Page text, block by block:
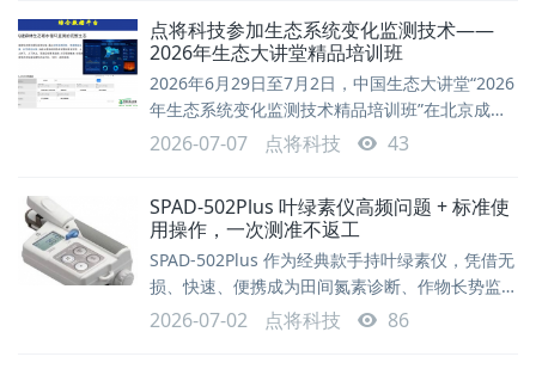
点将科技参加生态系统变化监测技术——
2026年生态大讲堂精品培训班
2026年6月29日至7月2日，中国生态大讲堂“2026
年生态系统变化监测技术精品培训班”在北京成功
举办，为期4天。本次培训班突出“理论研讨-案例
分享-野外实习”相结合的特色，围绕国家生态系统
范以及生态监测新技术、新方法与仪器应用案例等
前沿方向开展系统培训，有助于提升我国生态系统
变化监测能力与青年人才培养水平。本次培训由中
国科学院人才与人事局资助，中国生
2026-07-07 点将科技 43
SPAD‑502Plus 叶绿素仪高频问题 + 标准使
用操作，一次测准不返工
SPAD‑502Plus 作为经典款手持叶绿素仪，凭借无
损、快速、便携成为田间氮素诊断、作物长势监测
的标配设备。但很多用户在开机校准、野外测量、
数据存储、报错处理上频繁踩坑，导致数据不准、
2026-07-02 点将科技 86